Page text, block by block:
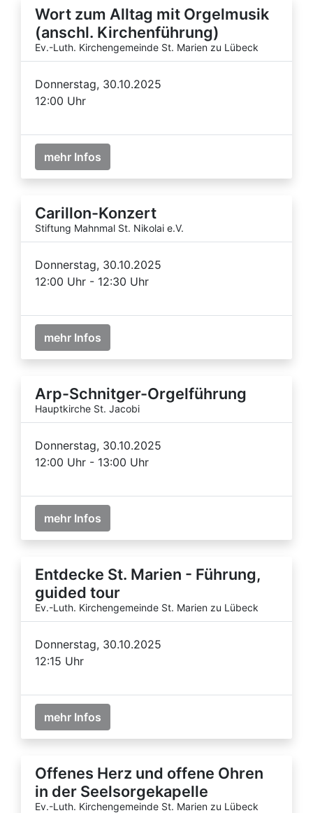
Wort zum Alltag mit Orgelmusik
(anschl. Kirchenführung)
Ev.-Luth. Kirchengemeinde St. Marien zu Lübeck
Donnerstag, 30.10.2025
12:00 Uhr
mehr Infos
Carillon-Konzert
Stiftung Mahnmal St. Nikolai e.V.
Donnerstag, 30.10.2025
12:00 Uhr - 12:30 Uhr
mehr Infos
Arp-Schnitger-Orgelführung
Hauptkirche St. Jacobi
Donnerstag, 30.10.2025
12:00 Uhr - 13:00 Uhr
mehr Infos
Entdecke St. Marien - Führung,
guided tour
Ev.-Luth. Kirchengemeinde St. Marien zu Lübeck
Donnerstag, 30.10.2025
12:15 Uhr
mehr Infos
Offenes Herz und offene Ohren
in der Seelsorgekapelle
Ev.-Luth. Kirchengemeinde St. Marien zu Lübeck